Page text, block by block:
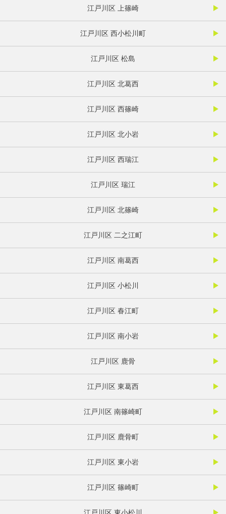
江戸川区 上篠崎
江戸川区 西小松川町
江戸川区 松島
江戸川区 北葛西
江戸川区 西篠崎
江戸川区 北小岩
江戸川区 西瑞江
江戸川区 瑞江
江戸川区 北篠崎
江戸川区 二之江町
江戸川区 南葛西
江戸川区 小松川
江戸川区 春江町
江戸川区 南小岩
江戸川区 鹿骨
江戸川区 東葛西
江戸川区 南篠崎町
江戸川区 鹿骨町
江戸川区 東小岩
江戸川区 篠崎町
江戸川区 東小松川